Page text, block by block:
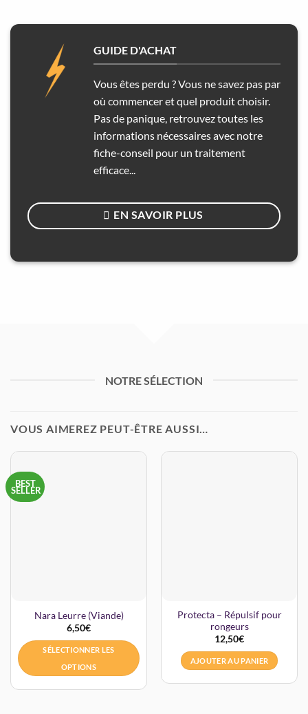
GUIDE D'ACHAT
Vous êtes perdu ? Vous ne savez pas par
où commencer et quel produit choisir.
Pas de panique, retrouvez toutes les
informations nécessaires avec notre
fiche-conseil pour un traitement
efficace...
EN SAVOIR PLUS
NOTRE SÉLECTION
VOUS AIMEREZ PEUT-ÊTRE AUSSI…
BEST
SELLER
Nara Leurre (Viande)
6,50€
SÉLECTIONNER LES
OPTIONS
Protecta – Répulsif pour
rongeurs
12,50€
AJOUTER AU PANIER